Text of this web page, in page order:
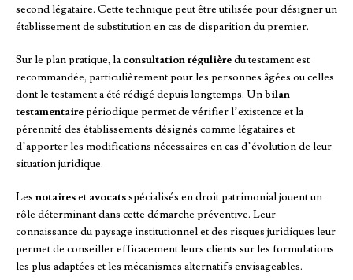
second légataire. Cette technique peut être utilisée pour désigner un
établissement de substitution en cas de disparition du premier.
Sur le plan pratique, la consultation régulièredu testament est
recommandée, particulièrement pour les personnes âgées ou celles
dont le testament a été rédigé depuis longtemps. Unbilan
testamentairepériodique permet de vérifier l’existence et la
pérennité des établissements désignés comme légataires et
d’apporter les modifications nécessaires en cas d’évolution de leur
situation juridique.
Les notaireset avocatsspécialisés en droit patrimonial jouent un
rôle déterminant dans cette démarche préventive. Leur
connaissance du paysage institutionnel et des risques juridiques leur
permet de conseiller efficacement leurs clients sur les formulations
les plus adaptées et les mécanismes alternatifs envisageables.